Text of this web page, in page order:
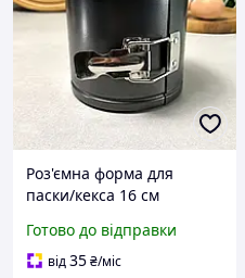
Роз'ємна форма для
паски/кекса 16 см
Готово до відправки
від35₴/міс